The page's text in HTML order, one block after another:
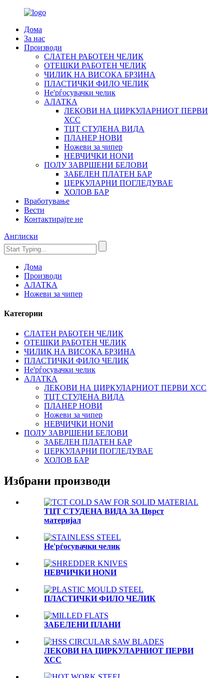
Дома
За нас
Производи
СЛАТЕН РАБОТЕН ЧЕЛИК
OTЕШКИ РАБОТЕН ЧЕЛИК
ЧИЛИК НА ВИСОКА БРЗИНА
ПЛАСТИЧКИ ФИЛО ЧЕЛИК
Не'рѓосувачки челик
АЛАТКА
ЛЕКОВИ НА ЦИРКУЛАРНИОТ ПЕРВИ
ХСС
ТЦТ СТУДЕНА ВИДА
ПЛАНЕР НОВИ
Ножеви за чипер
НЕВЧИЧКИ НОNИ
ПОЛУ ЗАВРШЕНИ БЕЛОВИ
ЗАБЕЛЕН ПЛАТЕН БАР
ЦЕРКУЛАРНИ ПОГЛЕДУВАЕ
ХОЛОВ БАР
Вработување
Вести
Контактирајте не
Англиски
Дома
Производи
АЛАТКА
Ножеви за чипер
Категории
СЛАТЕН РАБОТЕН ЧЕЛИК
OTЕШКИ РАБОТЕН ЧЕЛИК
ЧИЛИК НА ВИСОКА БРЗИНА
ПЛАСТИЧКИ ФИЛО ЧЕЛИК
Не'рѓосувачки челик
АЛАТКА
ЛЕКОВИ НА ЦИРКУЛАРНИОТ ПЕРВИ ХСС
ТЦТ СТУДЕНА ВИДА
ПЛАНЕР НОВИ
Ножеви за чипер
НЕВЧИЧКИ НОNИ
ПОЛУ ЗАВРШЕНИ БЕЛОВИ
ЗАБЕЛЕН ПЛАТЕН БАР
ЦЕРКУЛАРНИ ПОГЛЕДУВАЕ
ХОЛОВ БАР
Избрани производи
ТЦТ СТУДЕНА ВИДА ЗА Цврст
материјал
Не'рѓосувачки челик
НЕВЧИЧКИ НОNИ
ПЛАСТИЧКИ ФИЛО ЧЕЛИК
ЗАБЕЛЕНИ ПЛАНИ
ЛЕКОВИ НА ЦИРКУЛАРНИОТ ПЕРВИ
ХСС